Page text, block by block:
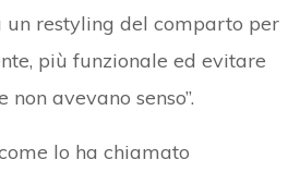
un restyling del comparto per
più funzionale ed evitare
avevano senso”.
lo ha chiamato